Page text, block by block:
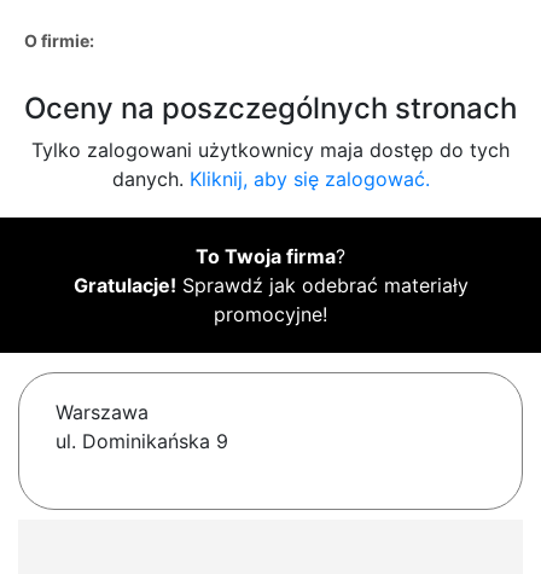
O firmie:
Oceny na poszczególnych stronach
Tylko zalogowani użytkownicy maja dostęp do tych
danych. Kliknij, aby się zalogować.
To Twoja firma?
Gratulacje! Sprawdź jak odebrać materiały
promocyjne!
Warszawa
ul. Dominikańska 9